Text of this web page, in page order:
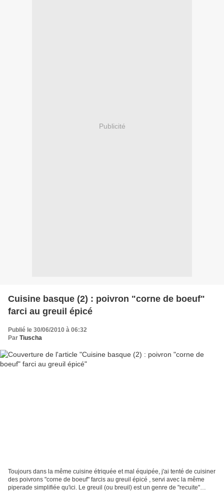
Publicité
Cuisine basque (2) : poivron "corne de boeuf"
farci au greuil épicé
Publié le 30/06/2010 à 06:32
Par Tiuscha
Toujours dans la même cuisine étriquée et mal équipée, j'ai tenté de cuisiner
des poivrons "corne de boeuf" farcis au greuil épicé , servi avec la même
piperade simplifiée qu'ici. Le greuil (ou breuil) est un genre de "recuite"